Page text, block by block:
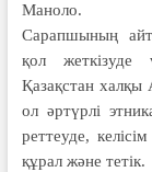
Маноло.
Сарапшының
қол жеткізуде
Қазақстан халқы
ол әртүрлі
реттеуде,
құрал және тетік.